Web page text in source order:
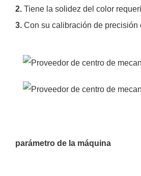
2. Tiene la solidez del color
3. Con su calibración de precisión
parámetro de la máquina